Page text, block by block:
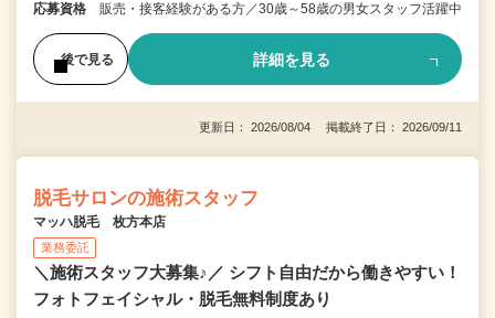
応募資格 販売・接客経験がある方／30歳～58歳の男女スタッフ活躍中
後で見る 詳細を見る
更新日： 2026/08/04 掲載終了日： 2026/09/11
脱毛サロンの施術スタッフ
マッハ脱毛 枚方本店
業務委託
＼施術スタッフ大募集♪／ シフト自由だから働きやすい！
フォトフェイシャル・脱毛無料制度あり